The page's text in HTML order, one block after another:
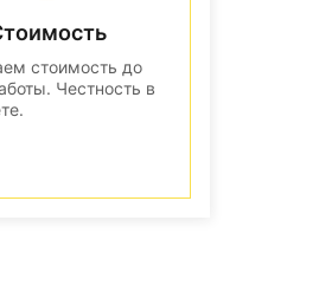
стоимость до
Честность в